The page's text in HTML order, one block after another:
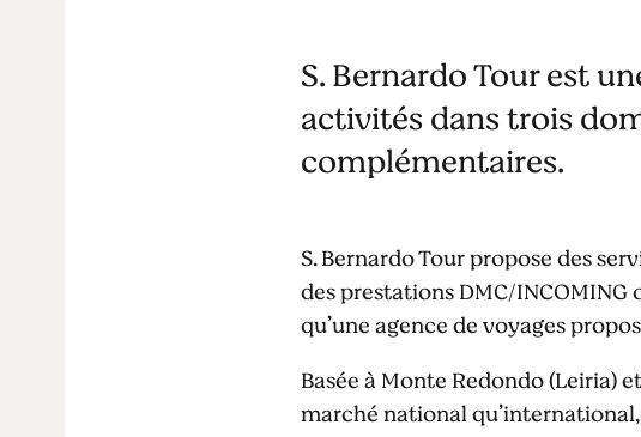
S. Bernardo Tour est
activités dans trois
complémentaires.
S. Bernardo Tour propose des
des prestations DMC/
qu’une agence de voyages
Basée à Monte Redondo (Leiria)
marché national